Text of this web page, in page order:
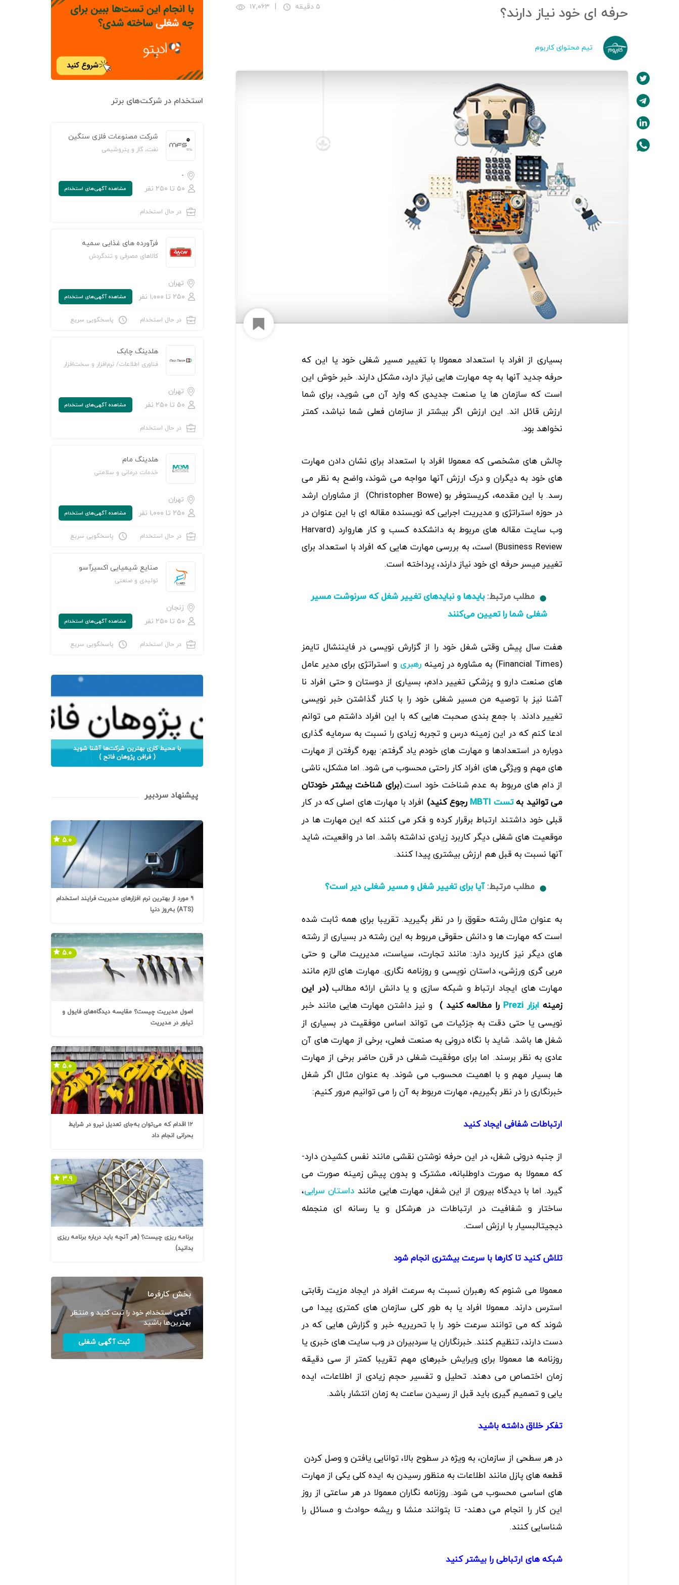
حرفه ای خود نیاز دارند؟
۵ دقیقه | ۱۷,۰۶۳
تیم محتوای کاربوم
افزودن به لیست علاقه‌مندی‌ها
بسیاری از افراد با استعداد معمولا با تغییر مسیر شغلی خود یا این که
حرفه جدید آنها به چه مهارت هایی نیاز دارد، مشکل دارند. خبر خوش این
است که سازمان ها یا صنعت جدیدی که وارد آن می شوید، برای شما
ارزش قائل اند. این ارزش اگر بیشتر از سازمان فعلی شما نباشد، کمتر
نخواهد بود.
چالش های مشخصی که معمولا افراد با استعداد برای نشان دادن مهارت
های خود به دیگران و درک ارزش آنها مواجه می شوند، واضح به نظر می
رسد. با این مقدمه، کریستوفر بو (Christopher Bowe) از مشاوران ارشد
در حوزه استراتژی و مدیریت اجرایی که نویسنده مقاله ای با این عنوان در
وب سایت مقاله های مربوط به دانشکده کسب و کار هاروارد (Harvard
Business Review) است، به بررسی مهارت هایی که افراد با استعداد برای
تغییر میسر حرفه ای خود نیاز دارند، پرداخته است.
مطلب مرتبط:بایدها و نبایدهای تغییر شغل که سرنوشت مسیر
شغلی شما را تعیین می‌کنند
هفت سال پیش وقتی شغل خود را از گزارش نویسی در فایننشال تایمز
(Financial Times) به مشاوره در زمینه
رهبری و استراتژی برای مدیر عامل
های صنعت دارو و پزشکی تغییر دادم، بسیاری از دوستان و حتی افراد نا
آشنا نیز با توصیه من مسیر شغلی خود را با کنار گذاشتن خبر نویسی
تغییر دادند. با جمع بندی صحبت هایی که با این افراد داشتم می توانم
ادعا کنم که در این زمینه درس و تجربه زیادی را نسبت به سرمایه گذاری
دوباره در استعدادها و مهارت های خودم یاد گرفتم: بهره گرفتن از مهارت
های مهم و ویژگی های افراد کار راحتی محسوب می شود. اما مشکل، ناشی
از دام های مربوط به عدم شناخت خود است.(برای شناخت بیشتر خودتان
می توانید بهتست MBTI رجوع کنید) افراد با مهارت های اصلی که در کار
قبلی خود داشتند ارتباط برقرار کرده و فکر می کنند که این مهارت ها در
موقعیت های شغلی دیگر کاربرد زیادی نداشته باشد. اما در واقعیت، شاید
آنها نسبت به قبل هم ارزش بیشتری پیدا کنند.
مطلب مرتبط:آیا برای تغییر شغل و مسیر شغلی دیر است؟
به عنوان مثال رشته حقوق را در نظر بگیرید. تقریبا برای همه ثابت شده
است که مهارت ها و دانش حقوقی مربوط به این رشته در بسیاری از رشته
های دیگر نیز کاربرد دارد: مانند تجارت، سیاست، مدیریت مالی و حتی
مربی گری ورزشی، داستان نویسی و روزنامه نگاری. مهارت های لازم مانند
مهارت های ایجاد ارتباط و شبکه سازی و یا دانش ارائه مطالب(در این
زمینه ابزار Prezi را مطالعه کنید ) و نیز داشتن مهارت هایی مانند خبر
نویسی یا حتی دقت به جزئیات می تواند اساس موفقیت در بسیاری از
شغل ها باشد. شاید با نگاه درونی به صنعت فعلی، برخی از مهارت های آن
عادی به نظر برسند. اما برای موفقیت شغلی در قرن حاضر برخی از مهارت
ها بسیار مهم و با اهمیت محسوب می شوند. به عنوان مثال اگر شغل
خبرنگاری را در نظر بگیریم، مهارت مربوط به آن را می توانیم مرور کنیم:
ارتباطاتشفافی ایجادکنید
از جنبه درونی شغل، در این حرفه نوشتن نقشی مانند نفس کشیدن دارد-
که معمولا به صورت داوطلبانه، مشترک و بدون پیش زمینه صورت می
گیرد. اما با دیدگاه بیرون از این شغل، مهارت هایی مانند داستان سرایی،
ساختار و شفافیت در ارتباطات در هرشکل و یا رسانه ای منجمله
دیجیتالبسیار با ارزش است.
تلاش کنید تا کارها با سرعت بیشتری انجامشود
معمولا می شنوم که رهبران نسبت به سرعت افراد در ایجاد مزیت رقابتی
استرس دارند. معمولا افراد یا به طور کلی سازمان های کمتری پیدا می
شوند که می توانند سرعت خود را با تحریریه خبر و گزارش هایی که در
دست دارند، تنظیم کنند. خبرنگاران یا سردبیران در وب سایت های خبری یا
روزنامه ها معمولا برای ویرایش خبرهای مهم تقریبا کمتر از سی دقیقه
زمان اختصاص می دهند. تحلیل و تفسیر حجم زیادی از اطلاعات، ایده
یابی و تصمیم گیری باید قبل از رسیدن ساعت به زمان انتشار باشد.
تفکرخلاقداشته باشید
در هر سطحی از سازمان، به ویژه در سطوح بالا، توانایی یافتن و وصل کردن
قطعه های پازل مانند اطلاعات به منظور رسیدن به ایده کلی یکی از مهارت
های اساسی محسوب می شود. روزنامه نگاران معمولا در هر ساعتی از روز
این کار را انجام می دهند- تا بتوانند منشا و ریشه حوادث و مسائل را
شناسایی کنند.
شبکههای ارتباطیرا بیشتر کنید
استخدام در شرکت‌های برتر
شرکت مصنوعات فلزی سنگین
نفت، گاز و پتروشیمی
-
۵۰ تا ۲۵۰ نفر
مشاهده‌ آگهی‌های استخدام
در حال استخدام
فرآورده های غذایی سمیه
کالاهای مصرفی و تندگردش
تهران
۲۵۰ تا ۱,۰۰۰ نفر
مشاهده‌ آگهی‌های استخدام
در حال استخدام پاسخگویی سریع
هلدینگ چابک
فناوری اطلاعات/ نرم‌افزار و سخت‌افزار
تهران
۵۰ تا ۲۵۰ نفر
مشاهده‌ آگهی‌های استخدام
در حال استخدام
هلدینگ مام
خدمات درمانی و سلامتی
تهران
۲۵۰ تا ۱,۰۰۰ نفر
مشاهده‌ آگهی‌های استخدام
در حال استخدام پاسخگویی سریع
صنایع شیمیایی اکسیرآسو
تولیدی و صنعتی
زنجان
۵۰ تا ۲۵۰ نفر
مشاهده‌ آگهی‌های استخدام
در حال استخدام پاسخگویی سریع
با محیط کاری بهترین شرکت‌ها آشنا شوید
( فرافن پژوهان فاتح )
پیشنهاد سردبیر
۹ مورد از بهترین نرم افزارهای مدیریت فرایند استخدام
(ATS) به‌روز دنیا
۵.۰
اصول مدیریت چیست؟ مقایسه دیدگاه‌های فایول و
تیلور در مدیریت
۵.۰
۱۲ اقدام که می‌توان به‌جای تعدیل نیرو در شرایط
بحرانی انجام داد
۵.۰
برنامه ریزی چیست؟ (هر آنچه باید درباره برنامه ریزی
بدانید)
۳.۹
بخش کارفرما
آگهی استخدام خود را ثبت کنید و منتظر
بهترین‌ها باشید
ثبت آگهی شغلی